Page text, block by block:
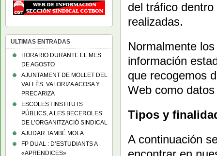
del tráfico
realizadas.
Normalmente
información
que recogemos
Web como
Tipos y
A continuación
ULTIMAS ENTRADAS
HORARIO DURANTE EL MES
DE AGOSTO
AJUNTAMENT DE MOLLET DEL
VALLÈS: VALORIZA ACOSA Y
PRECARIZA
ESCOLES I INSTITUTS
PÚBLICS, A LES BECEROLES
DE L’ORGANITZACIÓ SINDICAL
AJUDAR TAMBÉ MOLA
FP DUAL : D’ESTUDIANTS A
«APRENDICES»